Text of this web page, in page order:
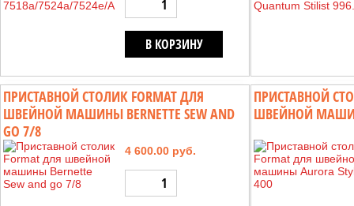
В КОРЗИНУ
ПРИСТАВНОЙ СТОЛИК FORMAT ДЛЯ
ШВЕЙНОЙ МАШИНЫ BERNETTE SEW AND
GO 7/8
4 600.00 руб.
ПРИСТАВНОЙ
ШВЕЙНОЙ